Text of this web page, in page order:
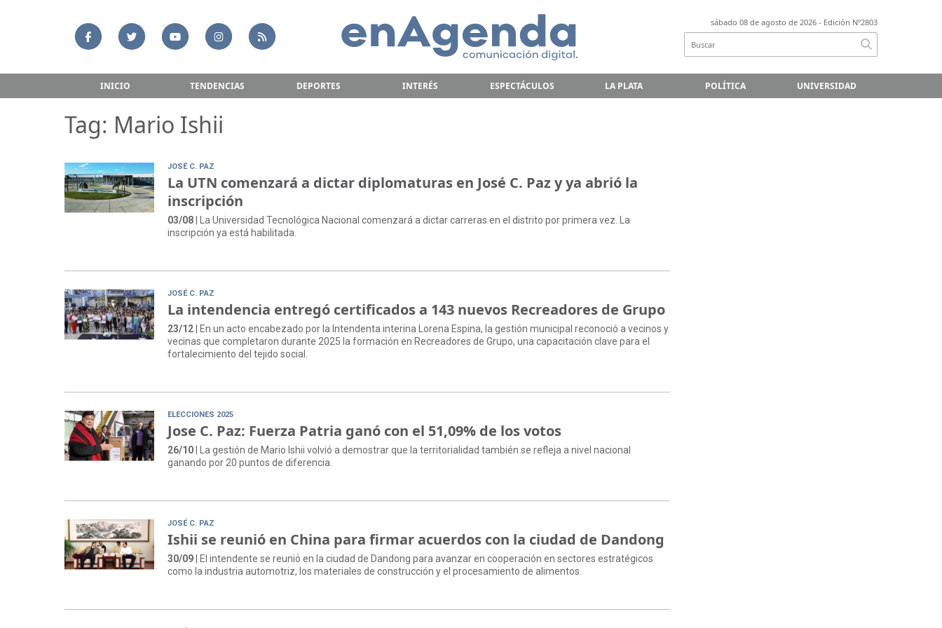
sábado 08 de agosto de 2026 - Edición Nº2803
INICIO TENDENCIAS DEPORTES INTERÉS ESPECTÁCULOS LA PLATA POLÍTICA UNIVERSIDAD
Tag: Mario Ishii
JOSÉ C. PAZ
La UTN comenzará a dictar diplomaturas en José C. Paz y ya abrió la
inscripción
03/08 | La Universidad Tecnológica Nacional comenzará a dictar carreras en el distrito por primera vez. La
inscripción ya está habilitada.
JOSÉ C. PAZ
La intendencia entregó certificados a 143 nuevos Recreadores de Grupo
23/12 | En un acto encabezado por la Intendenta interina Lorena Espina, la gestión municipal reconoció a vecinos y
vecinas que completaron durante 2025 la formación en Recreadores de Grupo, una capacitación clave para el
fortalecimiento del tejido social.
ELECCIONES 2025
Jose C. Paz: Fuerza Patria ganó con el 51,09% de los votos
26/10 | La gestión de Mario Ishii volvió a demostrar que la territorialidad también se refleja a nivel nacional
ganando por 20 puntos de diferencia.
JOSÉ C. PAZ
Ishii se reunió en China para firmar acuerdos con la ciudad de Dandong
30/09 | El intendente se reunió en la ciudad de Dandong para avanzar en cooperación en sectores estratégicos
como la industria automotriz, los materiales de construcción y el procesamiento de alimentos.